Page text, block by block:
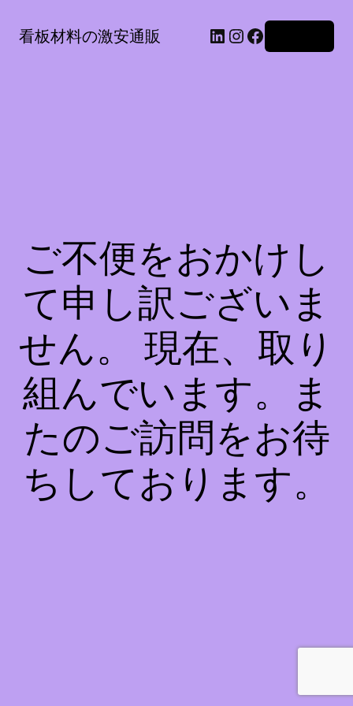
看板材料の激安通販 LinkedIn Instagram Facebook
ご不便をおかけし
て申し訳ございま
せん。 現在、取り
組んでいます。ま
たのご訪問をお待
ちしております。